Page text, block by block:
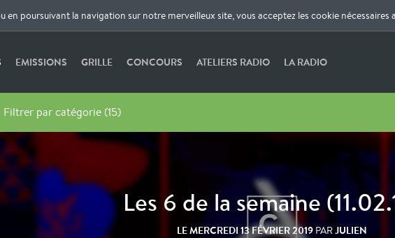
en poursuivant la navigation sur notre merveilleux site, vous acceptez les cookie
EMISSIONS GRILLE CONCOURS ATELIERS RADIO LA RADIO
Filtrer par catégorie (15)
Les 6 de la semaine
LEMERCREDI 13 FÉVRIER 2019 PARJULIEN